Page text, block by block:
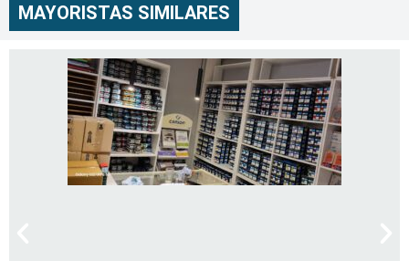
MAYORISTAS SIMILARES